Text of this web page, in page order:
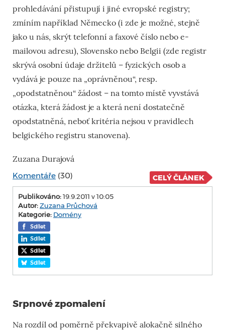
prohledávání přistupují i jiné evropské registry;
zmíním například Německo (i zde je možné, stejně
jako u nás, skrýt telefonní a faxové číslo nebo e-
mailovou adresu), Slovensko nebo Belgii (zde registr
skrývá osobní údaje držitelů – fyzických osob a
vydává je pouze na „oprávněnou“, resp.
„opodstatněnou“ žádost – na tomto místě vyvstává
otázka, která žádost je a která není dostatečně
opodstatněná, neboť kritéria nejsou v pravidlech
belgického registru stanovena).
Zuzana Durajová
Komentáře (30) CELÝ ČLÁNEK
Publikováno:19.9.2011 v 10:05
Autor:Zuzana Průchová
Kategorie: Domény
Sdílet
Sdílet
Sdílet
Sdílet
Srpnové zpomalení
Na rozdíl od poměrně překvapivě alokačně silného